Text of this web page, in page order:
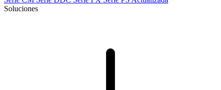
Soluciones